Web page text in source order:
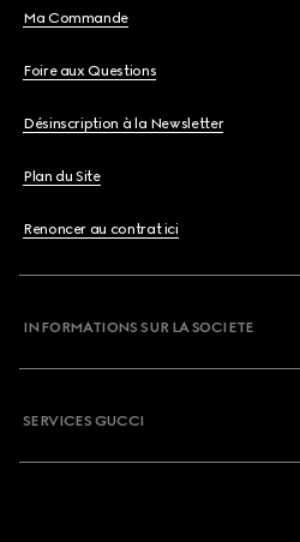
Ma Commande
Foire aux Questions
Désinscription à la Newsletter
Plan du Site
Renoncer au contrat ici
INFORMATIONS SUR LA SOCIETE
SERVICES GUCCI